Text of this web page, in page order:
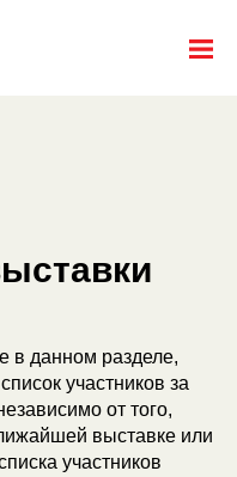
в данном разделе,
участников за
от того,
выставке или
участников